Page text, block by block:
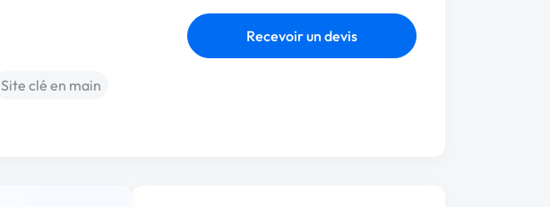
Site clé en main
Recevoir un devis